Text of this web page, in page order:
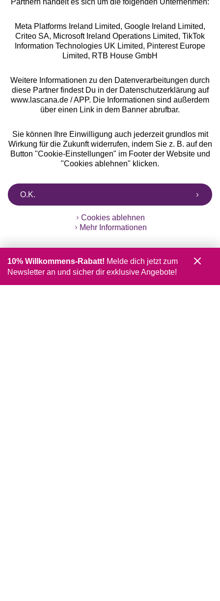
Alle Preise inkl. MwSt., zzgl.
Versandkosten
** Bonität vorausgesetzt, berechtigt zur Bonitätsprüfung
Partnern handelt es sich um die folgenden Unternehmen:
Meta Platforms Ireland Limited, Google Ireland Limited,
Criteo SA, Microsoft Ireland Operations Limited, TikTok
Information Technologies UK Limited, Pinterest Europe
Limited, RTB House GmbH
Weitere Informationen zu den Datenverarbeitungen durch
diese Partner findest Du in der Datenschutzerklärung auf
www.lascana.de / APP. Die Informationen sind außerdem
über einen Link in dem Banner abrufbar.
Sie können Ihre Einwilligung auch jederzeit grundlos mit
Wirkung für die Zukunft widerrufen, indem Sie z. B. auf den
Button "Cookie-Einstellungen" im Footer der Website und
"Cookies ablehnen" klicken.
O.K.
Cookies ablehnen
Mehr Informationen
10% Willkommens-Rabatt! Melde dich jetzt zum
Newsletter an und sicher dir exklusive Angebote!